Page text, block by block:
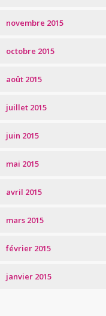
novembre 2015
octobre 2015
août 2015
juillet 2015
juin 2015
mai 2015
avril 2015
mars 2015
février 2015
janvier 2015